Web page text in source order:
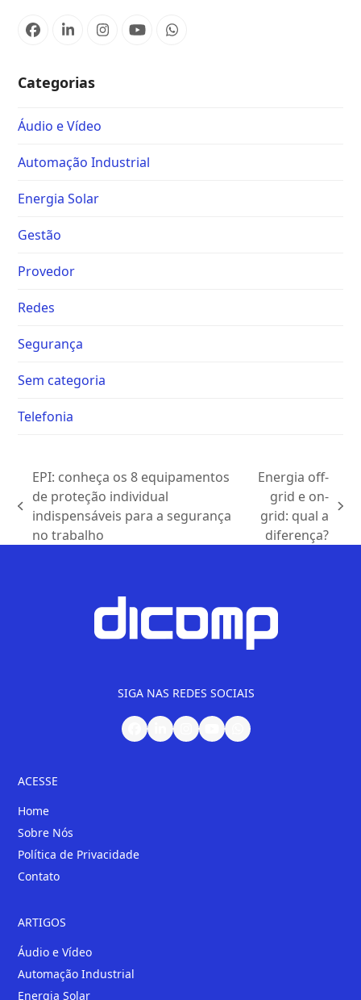
Categorias
Áudio e Vídeo
Automação Industrial
Energia Solar
Gestão
Provedor
Redes
Segurança
Sem categoria
Telefonia
EPI: conheça os 8 equipamentos
de proteção individual
indispensáveis para a segurança
no trabalho
Energia off-
grid e on-
grid: qual a
diferença?
SIGA NAS REDES SOCIAIS
ACESSE
Home
Sobre Nós
Política de Privacidade
Contato
ARTIGOS
Áudio e Vídeo
Automação Industrial
Energia Solar